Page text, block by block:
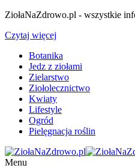
ZiołaNaZdrowo.pl - wszystkie
Czytaj więcej
Botanika
Jedz z ziołami
Zielarstwo
Ziołolecznictwo
Kwiaty
Lifestyle
Ogród
Pielęgnacja roślin
Menu